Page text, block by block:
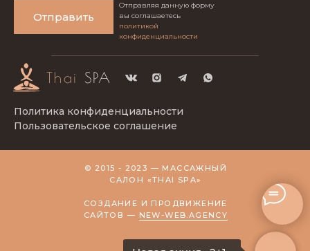
Отправить
Политика конфиденциальности
Пользовательское соглашение
© 2015 - 2023 — МАССАЖНЫЙ
САЛОН «THAI SPA»
СОЗДАНИЕ И ПРОДВИЖЕНИЕ
САЙТОВ — NEW-WEB.AGENCY
Thai SPA
Отправляя данную форму
вы соглашаетесь
политикой
конфиденциальности